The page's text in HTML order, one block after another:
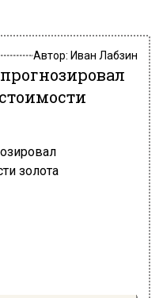
Автор: Иван Лабзин